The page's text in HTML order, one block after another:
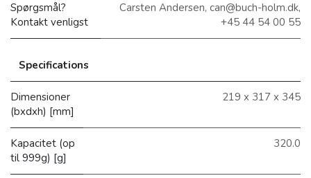
Spørgsmål?
Kontakt venligst
Carsten Andersen, can@buch-holm.dk,
+45 44 54 00 55
Specifications
Dimensioner
(bxdxh) [mm]
219 x 317 x 345
Kapacitet (op
til 999g) [g]
320.0